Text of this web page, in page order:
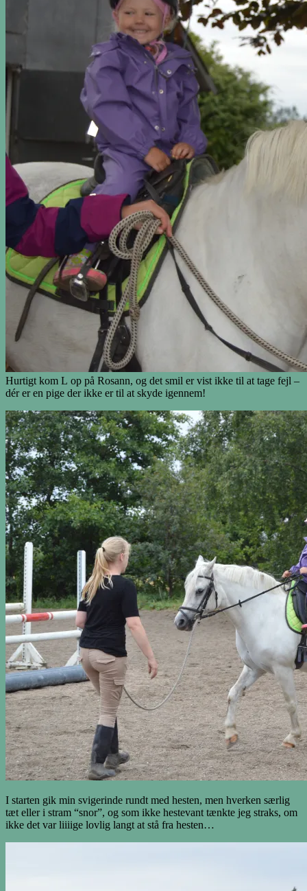
Hurtigt kom L op på Rosann, og det smil er vist ikke til at tage fejl –
dér er en pige der ikke er til at skyde igennem!
I starten gik min svigerinde rundt med hesten, men hverken særlig
tæt eller i stram “snor”, og som ikke hestevant tænkte jeg straks, om
ikke det var liiiige lovlig langt at stå fra hesten…